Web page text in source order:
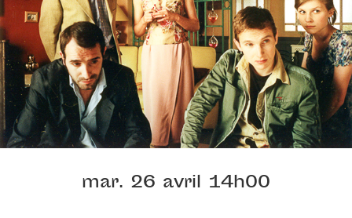
mar. 26 avril 14h00